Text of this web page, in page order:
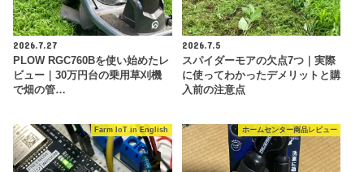
2026.7.27
PLOW RGC760Bを使い始めたレ
ビュー｜30万円台の乗用草刈機
で畑の管…
2026.7.5
スパイダーモアの欠点7つ｜実際
に使ってわかったデメリットと購
入前の注意点
Farm IoT in English ホームセンター商品レビュー